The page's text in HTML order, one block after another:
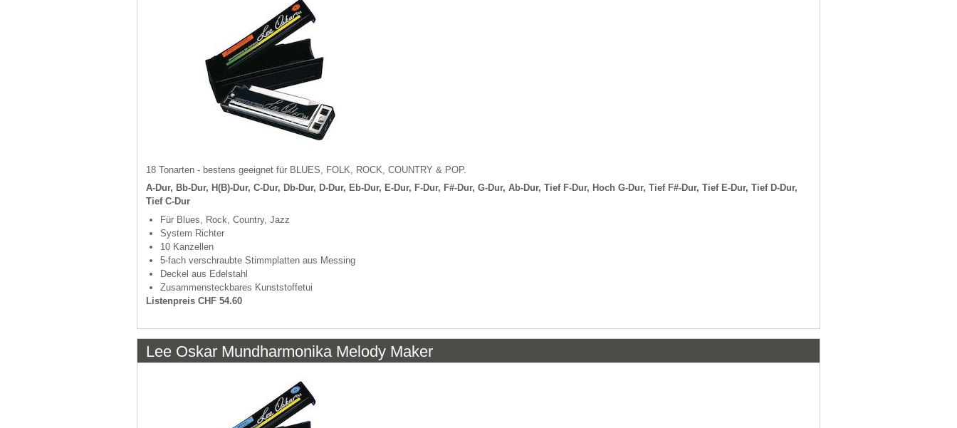
18 Tonarten - bestens geeignet für BLUES, FOLK, ROCK, COUNTRY & POP.
A-Dur, Bb-Dur, H(B)-Dur, C-Dur, Db-Dur, D-Dur, Eb-Dur, E-Dur, F-Dur, F#-Dur, G-Dur, Ab-Dur, Tief F-Dur, Hoch G-Dur, Tief F#-Dur, Tief E-Dur, Tief D-Dur,
Tief C-Dur
Für Blues, Rock, Country, Jazz
System Richter
10 Kanzellen
5-fach verschraubte Stimmplatten aus Messing
Deckel aus Edelstahl
Zusammensteckbares Kunststoffetui
Listenpreis CHF 54.60
Lee Oskar Mundharmonika Melody Maker